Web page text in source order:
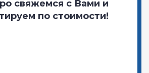
свяжемся с Вами и
по стоимости!